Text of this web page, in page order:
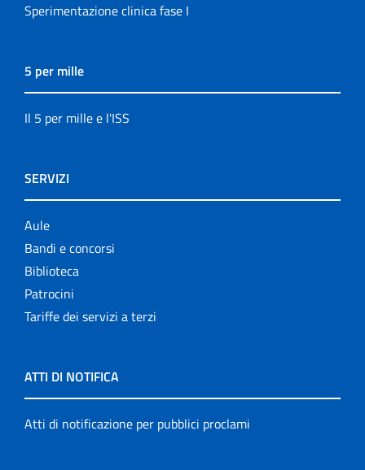
Sperimentazione clinica fase I
5 per mille
Il 5 per mille e l'ISS
SERVIZI
Aule
Bandi e concorsi
Biblioteca
Patrocini
Tariffe dei servizi a terzi
ATTI DI NOTIFICA
Atti di notificazione per pubblici proclami